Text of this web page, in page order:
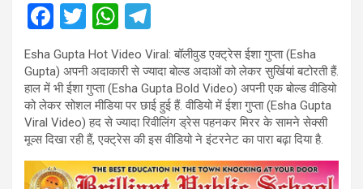
F
a
ce
b
o
o
k
T
wi
tt
er
W
h
at
s
A
p
p
el
e
gr
a
m
Esha Gupta Hot Video Viral: बॉलीवुड एक्ट्रेस ईशा गुप्ता (Esha
Gupta) अपनी अदाकारी से ज्यादा बोल्ड अदाओं को लेकर सुर्खियां बटोरती हैं.
हाल में भी ईशा गुप्ता (Esha Gupta Bold Video) अपनी एक बोल्ड वीडियो
को लेकर सोशल मीडिया पर छाई हुई हैं. वीडियो में ईशा गुप्ता (Esha Gupta
Viral Video) हद से ज्यादा रिवीलिंग ड्रेस पहनकर मिरर के सामने सेक्सी
मूव्स दिखा रही हैं, एक्ट्रेस की इस वीडियो ने इंटरनेट का पारा बढ़ा दिया है.